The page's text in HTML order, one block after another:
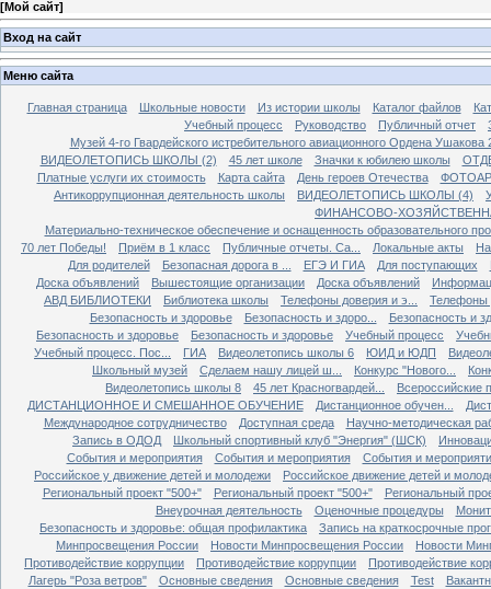
[Мой сайт]
Вход на сайт
Меню сайта
Главная страница Школьные новости Из истории школы Каталог файлов
Учебный процесс
Руководство Публичный отчет
Музей 4-го Гвардейского истребительного авиационного Ордена
ВИДЕОЛЕТОПИСЬ ШКОЛЫ (2)
45 лет школе Значки к юбилею школы
Платные услуги их стоимость
Карта сайта День героев Отечества
Антикоррупционная деятельность школы
ВИДЕОЛЕТОПИСЬ ШКОЛЫ (4)
ФИНАНСОВО-
Материально-техническое обеспечение и оснащенность образовательного
70 лет Победы!
Приём в 1 класс Публичные отчеты. Са... Локальные акты
Для родителей
Безопасная дорога в ... ЕГЭ И ГИА Для поступающих
Доска объявлений
Вышестоящие организации Доска объявлений
АВД БИБЛИОТЕКИ
Библиотека школы Телефоны доверия и э...
Телефоны
Безопасность и здоровье
Безопасность и здоро...
Безопасность и
Безопасность и здоровье
Безопасность и здоровье Учебный процесс
Учебный процесс. Пос...
ГИА Видеолетопись школы 6 ЮИД и ЮДП
Школьный музей
Сделаем нашу лицей ш... Конкурс "Нового...
Видеолетопись школы 8
45 лет Красногвардей...
Всероссийские
ДИСТАНЦИОННОЕ И СМЕШАННОЕ ОБУЧЕНИЕ
Дистанционное обучен...
Международное сотрудничество
Доступная среда
Научно-методическая
Запись в ОДОД
Школьный спортивный клуб "Энергия" (ШСК)
События и мероприятия
События и мероприятия
События и
Российское у движение детей и молодежи
Российское движение детей и
Региональный проект "500+"
Региональный проект "500+"
Региональный
Внеурочная деятельность
Оценочные процедуры
Безопасность и здоровье: общая профилактика
Запись на краткосрочные
Минпросвещения России
Новости Минпросвещения России
Новости
Противодействие коррупции
Противодействие коррупции
Противодействие
Лагерь "Роза ветров"
Основные сведения Основные сведения Test